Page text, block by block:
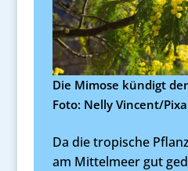
Die Mimose kündigt
Foto: Nelly Vincent/
Da die tropische
am Mittelmeer gut